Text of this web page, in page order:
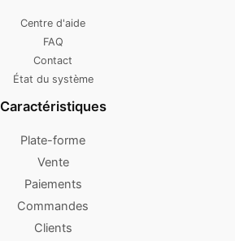
Centre d'aide
FAQ
Contact
État du système
Caractéristiques
Plate-forme
Vente
Paiements
Commandes
Clients